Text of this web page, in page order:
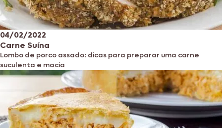
04/02/2022
Carne Suína
Lombo de porco assado: dicas para preparar uma carne
suculenta e macia